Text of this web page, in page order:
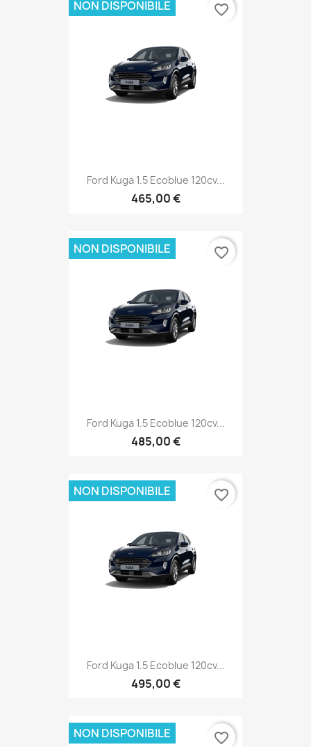
Ford Kuga 1.5 Ecoblue 120cv...
465,00 €
NON DISPONIBILE favorite_border
Ford Kuga 1.5 Ecoblue 120cv...
485,00 €
NON DISPONIBILE favorite_border
Ford Kuga 1.5 Ecoblue 120cv...
495,00 €
NON DISPONIBILE favorite_border
NON DISPONIBILE favorite_border